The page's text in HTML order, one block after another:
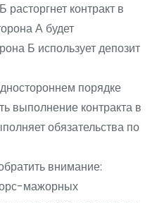
контракт в
А будет
Б использует депозит
порядке
выполнение контракта в
обязательства по
внимание:
мажорных